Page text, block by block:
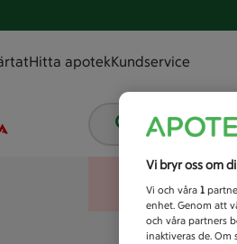
Hitta apotekKundservice
Vad letar du
Vi bryr oss om
Vi och våra 1
enhet. Genom att
och våra partners
inaktiveras de. Om